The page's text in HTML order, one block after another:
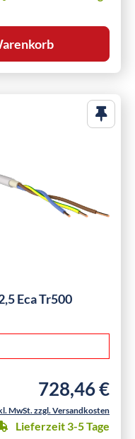
Eca Tr500
Regulärer Preis:
728,46 €
MwSt. zzgl. Versandkosten
Lieferzeit 3-5 Tage